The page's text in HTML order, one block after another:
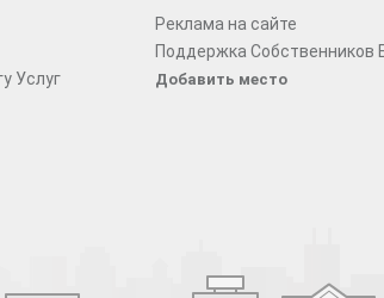
Услуг
Реклама на сайте
Поддержка Собственников
Добавить место